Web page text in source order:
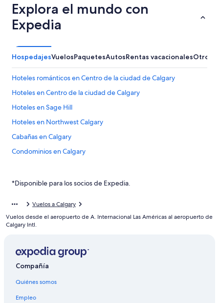
Explora el mundo con
Expedia
HospedajesVuelosPaquetesAutosRentas vacacionalesOtros
Hoteles románticos en Centro de la ciudad de Calgary
Hoteles en Centro de la ciudad de Calgary
Hoteles en Sage Hill
Hoteles en Northwest Calgary
Cabañas en Calgary
Condominios en Calgary
Apart-Hoteles en Calgary
Hoteles de lujo en Calgary
Hoteles baratos en Calgary
Hoteles con parque acuático en Calgary
Hoteles con traslado del/al aeropuerto en Calgary
Hoteles que aceptan mascotas en Calgary
Hoteles en Calgary
*Disponible para los socios de Expedia.
Vuelos a Calgary
Vuelos desde el aeropuerto de A. Internacional Las Américas al aeropuerto de
Calgary Intl.
Compañía
Quiénes somos
Empleo